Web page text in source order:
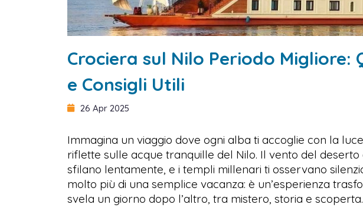
Crociera sul Nilo Periodo Migliore:
e Consigli Utili
26 Apr 2025
Immagina un viaggio dove ogni alba ti accoglie con la
riflette sulle acque tranquille del Nilo. Il vento del
sfilano lentamente, e i templi millenari ti osservano
molto più di una semplice vacanza: è un’esperienza
svela un giorno dopo l’altro, tra mistero, storia e scoperta.